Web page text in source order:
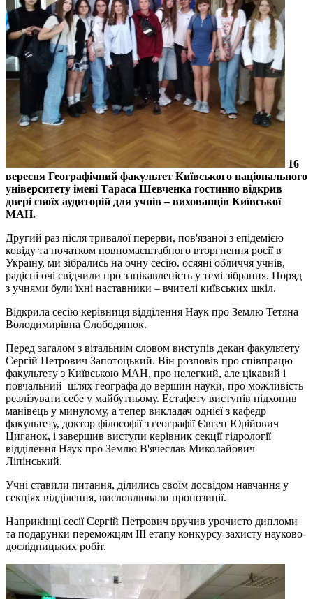
16
вересня Географічний факультет Київського національного
університету імені Тараса Шевченка гостинно відкрив
двері своїх аудиторій для учнів – вихованців Київської
МАН.
Другий раз після тривалої перерви, пов'язаної з епідемією
ковіду та початком повномасштабного вторгнення росії в
Україну, ми зібрались на очну сесію. осяяні обличчя учнів,
радісні очі свідчили про зацікавленість у темі зібрання. Поряд
з учнями були їхні наставники – вчителі київських шкіл.
Відкрила сесію керівниця відділення Наук про Землю Тетяна
Володимирівна Слободянюк.
Перед загалом з вітальним словом виступів декан факультету
Сергій Петрович Запотоцький. Він розповів про співпрацю
факультету з Київською МАН, про нелегкий, але цікавий і
повчальний шлях географа до вершин науки, про можливість
реалізувати себе у майбутньому. Естафету виступів підхопив
манівець у минулому, а тепер викладач однієї з кафедр
факультету, доктор філософії з географії Євген Юрійович
Циганок, і завершив виступи керівник секції гідрології
відділення Наук про Землю В'ячеслав Миколайович
Ліпінський.
Учні ставили питання, ділились своїм досвідом навчання у
секціях відділення, висловлювали пропозиції.
Наприкінці сесії Сергій Петрович вручив урочисто дипломи
та подарунки переможцям III етапу конкурсу-захисту науково-
дослідницьких робіт.